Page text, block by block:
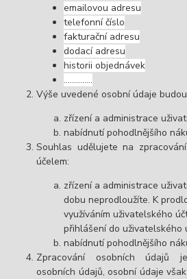
emailovou adresu
telefonní číslo
fakturační adresu
dodací adresu
historii objednávek
…………..
Výše uvedené osobní údaje
zřízení a administrace
nabídnutí pohodlnějšího
Souhlas udělujete na
účelem:
zřízení a administrace
dobu neprodloužíte. K
využíváním uživatelského
přihlášení do uživatelského
nabídnutí pohodlnějšího
Zpracování osobních údajů
osobních údajů, osobní údaje